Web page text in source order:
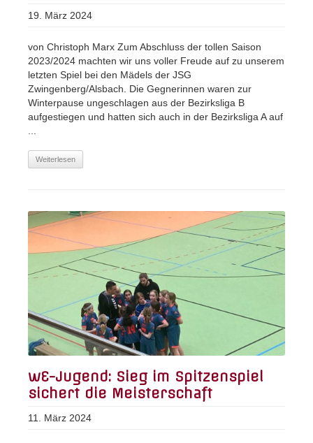
19. März 2024
von Christoph Marx Zum Abschluss der tollen Saison
2023/2024 machten wir uns voller Freude auf zu unserem
letzten Spiel bei den Mädels der JSG
Zwingenberg/Alsbach. Die Gegnerinnen waren zur
Winterpause ungeschlagen aus der Bezirksliga B
aufgestiegen und hatten sich auch in der Bezirksliga A auf
Weiterlesen
wE-Jugend: Sieg im Spitzenspiel
sichert die Meisterschaft
11. März 2024